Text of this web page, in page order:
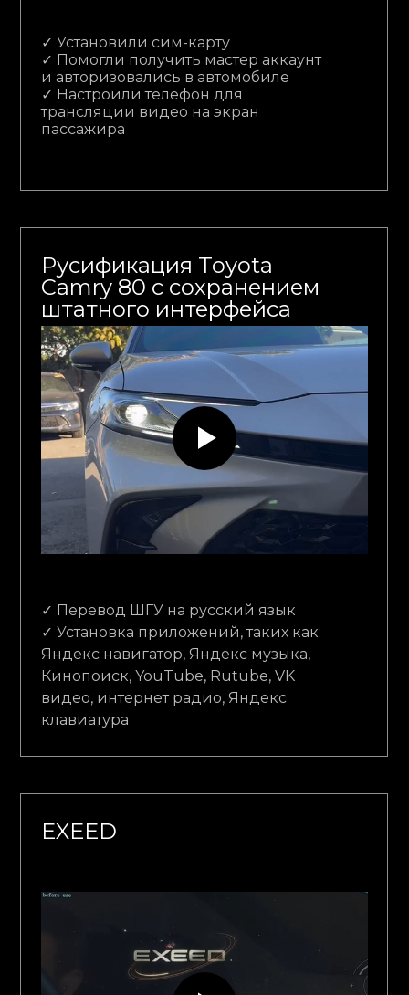
✓ Установили сим-карту
✓ Помогли получить мастер аккаунт
и авторизовались в автомобиле
✓ Настроили телефон для
трансляции видео на экран
пассажира
Русификация Toyota
Camry 80 с сохранением
штатного интерфейса
✓ Перевод ШГУ на русский язык
✓ Установка приложений, таких как:
Яндекс навигатор, Яндекс музыка,
Кинопоиск, YouTube, Rutube, VK
видео, интернет радио, Яндекс
клавиатура
EXEED